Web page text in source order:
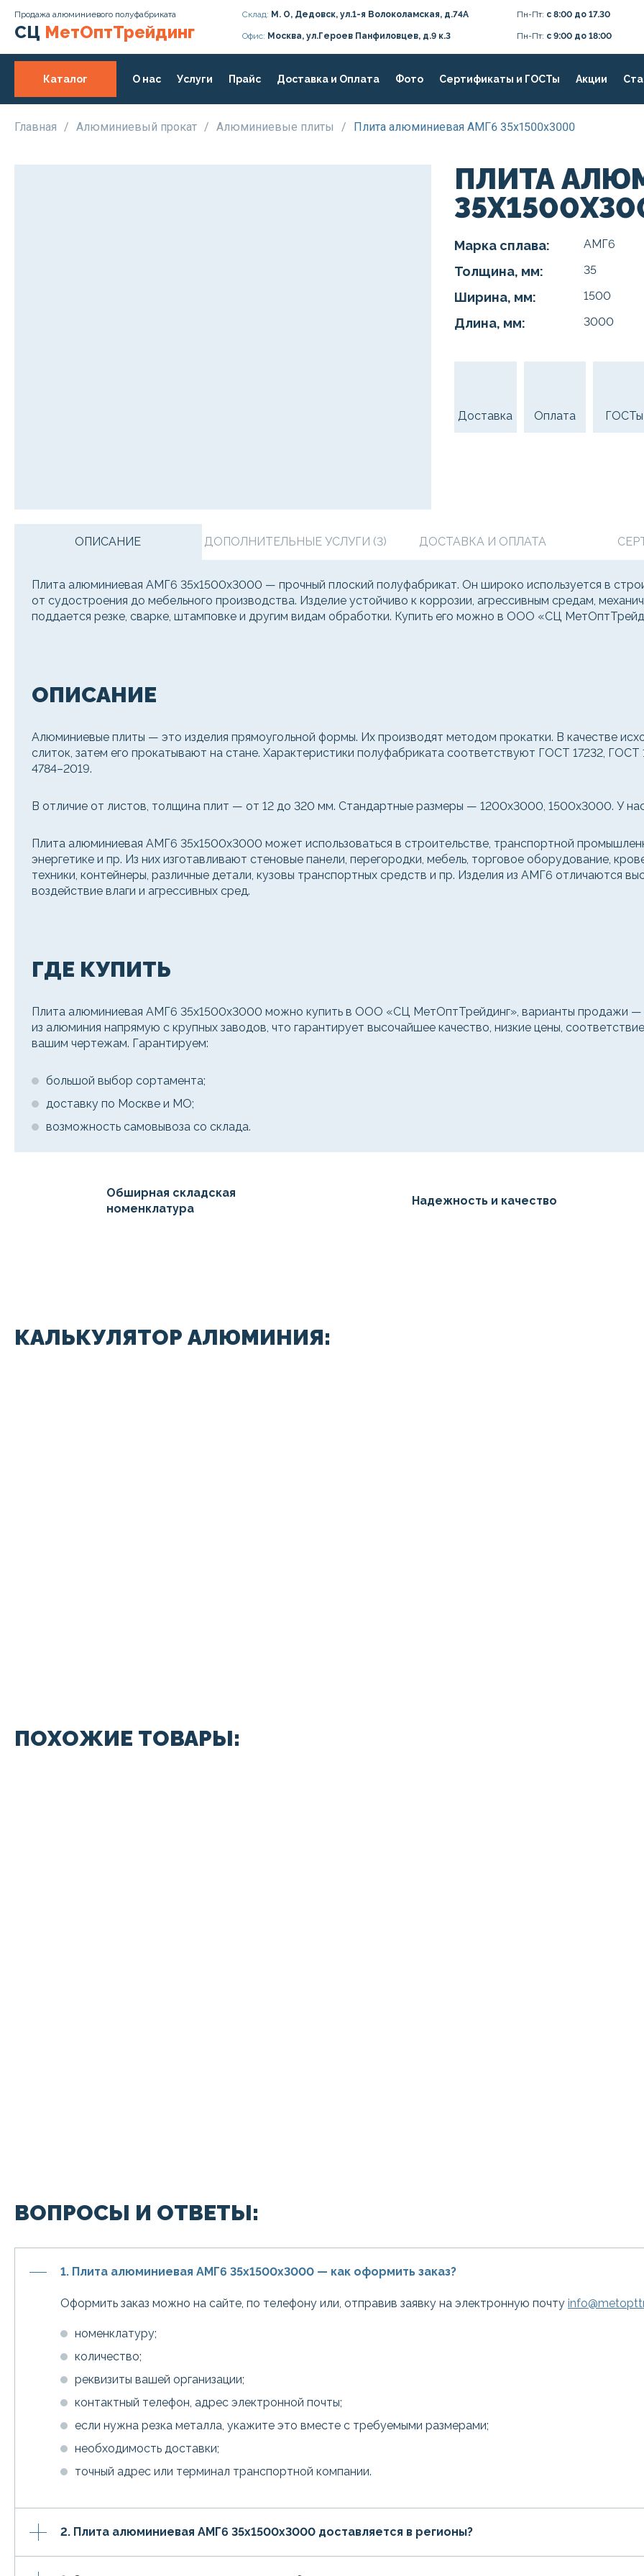
Продажа алюминиевого полуфабриката
СЦ МетОптТрейдинг
Склад: М. О, Дедовск, ул.1-я Волоколамская, д.74А
Офис: Москва, ул.Героев Панфиловцев, д.9 к.3
Пн-Пт: с 8:00 до 17.30
Пн-Пт: с 9:00 до 18:00
Каталог О нас Услуги Прайс Доставка и Оплата Фото Сертификаты и ГОСТы Акции
Главная / Алюминиевый прокат / Алюминиевые плиты / Плита алюминиевая АМГ6 35х1500х3000
ПЛИТА
Марка сплава: АМГ6
Толщина, мм: 35
Ширина, мм: 1500
Длина, мм: 3000
Доставка Оплата ГОСТы
ОПИСАНИЕ ДОПОЛНИТЕЛЬНЫЕ УСЛУГИ (3) ДОСТАВКА И ОПЛАТА
Плита алюминиевая АМГ6 35х1500х3000 — прочный плоский полуфабрикат. Он широко используется в
от судостроения до мебельного производства. Изделие устойчиво к коррозии, агрессивным средам,
поддается резке, сварке, штамповке и другим видам обработки. Купить его можно в ООО «СЦ
ОПИСАНИЕ
Алюминиевые плиты — это изделия прямоугольной формы. Их производят методом прокатки. В качестве
слиток, затем его прокатывают на стане. Характеристики полуфабриката соответствуют ГОСТ 17232,
4784–2019.
В отличие от листов, толщина плит — от 12 до 320 мм. Стандартные размеры — 1200x3000, 1500x3000. У нас
Плита алюминиевая АМГ6 35х1500х3000 может использоваться в строительстве, транспортной
энергетике и пр. Из них изготавливают стеновые панели, перегородки, мебель, торговое оборудование,
техники, контейнеры, различные детали, кузовы транспортных средств и пр. Изделия из АМГ6 отличаются
воздействие влаги и агрессивных сред.
ГДЕ КУПИТЬ
Плита алюминиевая АМГ6 35х1500х3000 можно купить в ООО «СЦ МетОптТрейдинг», варианты продажи —
из алюминия напрямую с крупных заводов, что гарантирует высочайшее качество, низкие цены,
вашим чертежам. Гарантируем:
большой выбор сортамента;
доставку по Москве и МО;
возможность самовывоза со склада.
Обширная складская
номенклатура
Надежность и качество
КАЛЬКУЛЯТОР АЛЮМИНИЯ:
ПОХОЖИЕ ТОВАРЫ:
ВОПРОСЫ И ОТВЕТЫ:
1. Плита алюминиевая АМГ6 35х1500х3000 — как оформить заказ?
Оформить заказ можно на сайте, по телефону или, отправив заявку на электронную почту
номенклатуру;
количество;
реквизиты вашей организации;
контактный телефон, адрес электронной почты;
если нужна резка металла, укажите это вместе с требуемыми размерами;
необходимость доставки;
точный адрес или терминал транспортной компании.
2. Плита алюминиевая АМГ6 35х1500х3000 доставляется в регионы?